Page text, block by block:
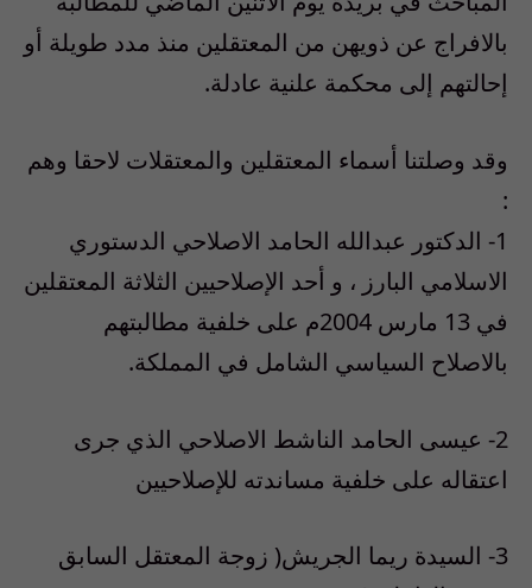
بالافراج عن ذويهن من المعتقلين منذ مدد طويلة أو
إحالتهم إلى محكمة علنية عادلة.
وقد وصلتنا أسماء المعتقلين والمعتقلات لاحقا وهم
:
1- الدكتور عبدالله الحامد الاصلاحي الدستوري
الاسلامي البارز ، و أحد الإصلاحيين الثلاثة المعتقلين
في 13 مارس 2004م على خلفية مطالبتهم
بالاصلاح السياسي الشامل في المملكة.
2- عيسى الحامد الناشط الاصلاحي الذي جرى
اعتقاله على خلفية مساندته للإصلاحيين
3- السيدة ريما الجريش( زوجة المعتقل السابق